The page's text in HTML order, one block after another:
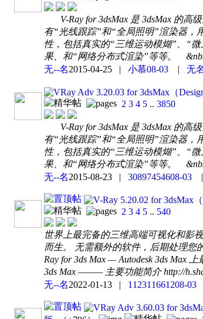
V-Ray for 3dsMax 是 3dsMax 的高
有“光线跟踪”和“全局照明”渲染器，
性，包括真实的“三维运动模煳”、“
果、和“网络分布式渲染”等等。
无--名2015-04-25 | 小慕08-03 | 无
VRay Adv 3.20.03 for 3dsMax（
2 3 4 5 .. 3850
V-Ray for 3dsMax 是 3dsMax 的高
有“光线跟踪”和“全局照明”渲染器，
性，包括真实的“三维运动模煳”、“
果、和“网络分布式渲染”等等。
无--名2015-08-23 | 30897454608-03
V-Ray 5.20.02 for 3dsMax
2 3 4 5 .. 540
世界上最完备的三维高端可视化和影
而生。 无需额外的软件，后期处理您
Ray for 3ds Max — Autodesk 3ds Max
3ds Max ——— 主要功能简介 http://
无--名2022-01-13 | 112311661208-03
VRay Adv 3.60.03 for